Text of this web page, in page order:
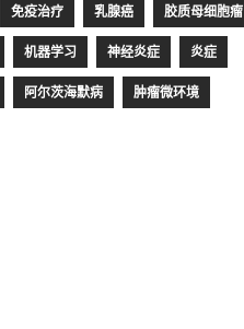
免疫治疗 乳腺癌 胶质母细胞瘤
机器学习 神经炎症 炎症
阿尔茨海默病 肿瘤微环境